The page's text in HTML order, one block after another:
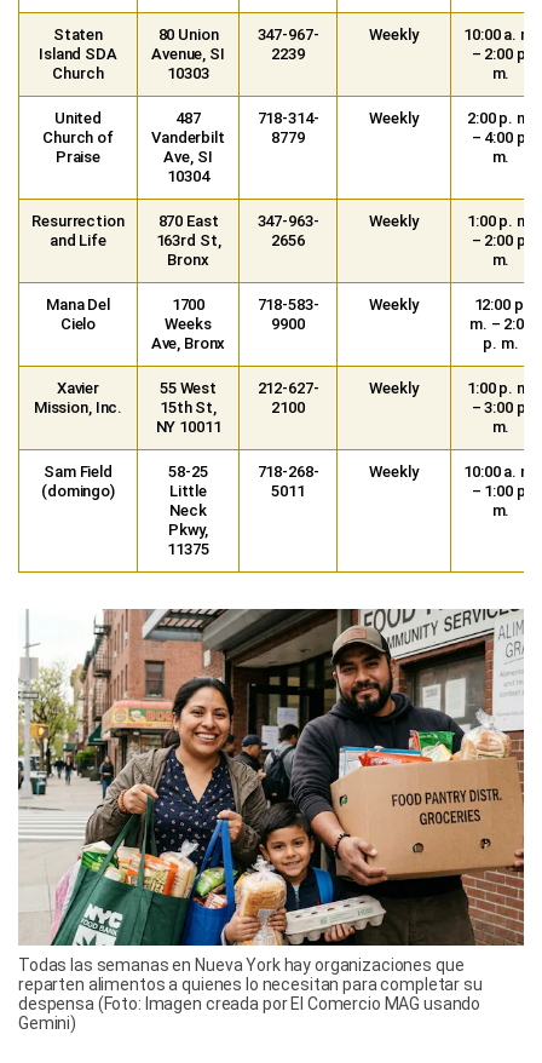
Staten
Island SDA
Church
80 Union
Avenue, SI
10303
347-967-
2239
Weekly
10:00 a. m.
– 2:00 p.
m.
United
Church of
Praise
487
Vanderbilt
Ave, SI
10304
718-314-
8779
Weekly
2:00 p. m.
– 4:00 p.
m.
Resurrection
and Life
870 East
163rd St,
Bronx
347-963-
2656
Weekly
1:00 p. m.
– 2:00 p.
m.
Mana Del
Cielo
1700
Weeks
Ave, Bronx
718-583-
9900
Weekly
12:00 p.
m. – 2:00
p. m.
Xavier
Mission, Inc.
55 West
15th St,
NY 10011
212-627-
2100
Weekly
1:00 p. m.
– 3:00 p.
m.
Sam Field
(domingo)
58-25
Little
Neck
Pkwy,
11375
718-268-
5011
Weekly
10:00 a. m.
– 1:00 p.
m.
Todas las semanas en Nueva York hay organizaciones que
reparten alimentos a quienes lo necesitan para completar su
despensa (Foto: Imagen creada por El Comercio MAG usando
Gemini)